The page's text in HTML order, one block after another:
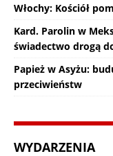
Włochy: Kościół
Kard. Parolin w
świadectwo drogą
Papież w Asyżu:
przeciwieństw
WYDARZENIA